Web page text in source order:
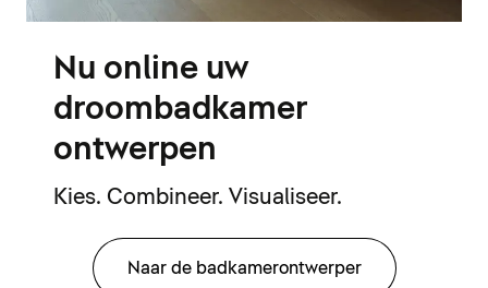
Nu online uw
droombadkamer
ontwerpen
Kies. Combineer. Visualiseer.
Naar de badkamerontwerper